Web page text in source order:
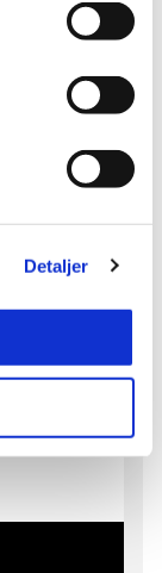
Detaljer
@outlook.com